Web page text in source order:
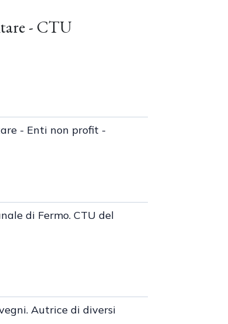
- CTU
- Enti non profit -
di Fermo. CTU del
Autrice di diversi